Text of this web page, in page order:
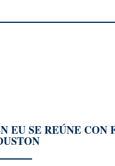
EU SE REÚNE CON